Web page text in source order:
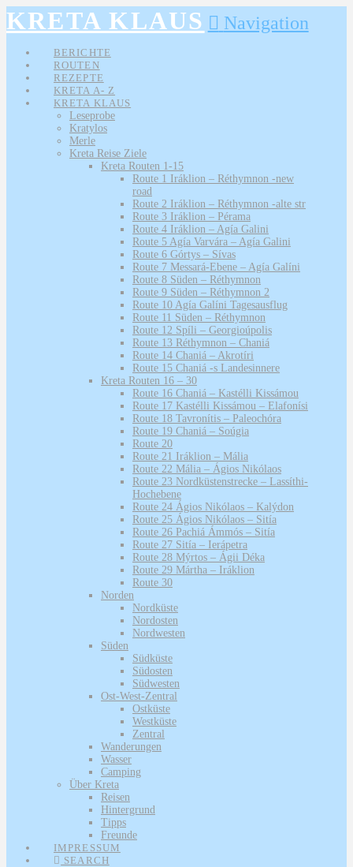
KRETA KLAUS Navigation
BERICHTE
ROUTEN
REZEPTE
KRETA A- Z
KRETA KLAUS
Leseprobe
Kratylos
Merle
Kreta Reise Ziele
Kreta Routen 1-15
Route 1 Iráklion – Réthymnon -new
road
Route 2 Iráklion – Réthymnon -alte str
Route 3 Iráklion – Pérama
Route 4 Iráklion – Agía Galini
Route 5 Agía Varvára – Agía Galini
Route 6 Górtys – Sívas
Route 7 Messará-Ebene – Agía Galíni
Route 8 Süden – Réthymnon
Route 9 Süden – Réthymnon 2
Route 10 Agía Galíni Tagesausflug
Route 11 Süden – Réthymnon
Route 12 Spíli – Georgioúpolis
Route 13 Réthymnon – Chaniá
Route 14 Chaniá – Akrotíri
Route 15 Chaniá -s Landesinnere
Kreta Routen 16 – 30
Route 16 Chaniá – Kastélli Kissámou
Route 17 Kastélli Kissámou – Elafonísi
Route 18 Tavronítis – Paleochóra
Route 19 Chaniá – Soúgia
Route 20
Route 21 Iráklion – Mália
Route 22 Mália – Ágios Nikólaos
Route 23 Nordküstenstrecke – Lassíthi-
Hochebene
Route 24 Ágios Nikólaos – Kalýdon
Route 25 Ágios Nikólaos – Sitía
Route 26 Pachiá Ámmós – Sitía
Route 27 Sitía – Ierápetra
Route 28 Mýrtos – Ágii Déka
Route 29 Mártha – Iráklion
Route 30
Norden
Nordküste
Nordosten
Nordwesten
Süden
Südküste
Südosten
Südwesten
Ost-West-Zentral
Ostküste
Westküste
Zentral
Wanderungen
Wasser
Camping
Über Kreta
Reisen
Hintergrund
Tipps
Freunde
IMPRESSUM
SEARCH